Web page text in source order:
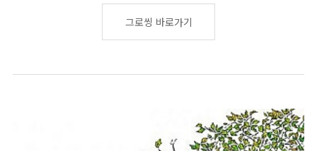
그로씽 바로가기